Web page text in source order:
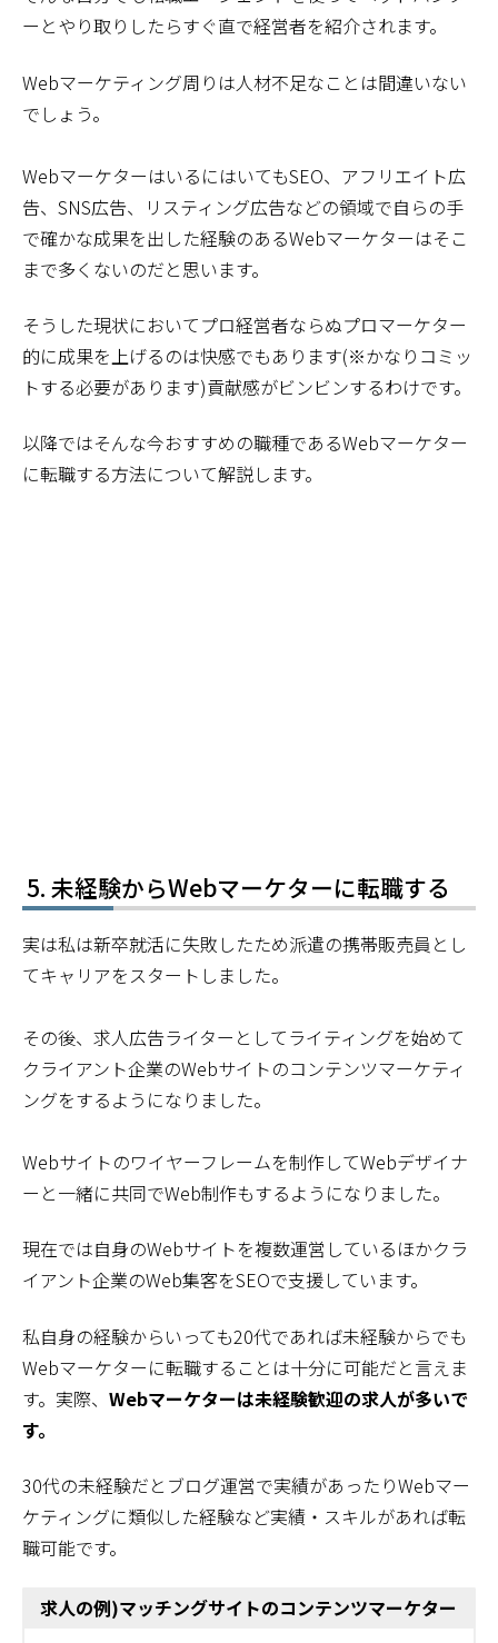
ーとやり取りしたらすぐ直で経営者を紹介されます。
Webマーケティング周りは人材不足なことは間違いない
でしょう。
WebマーケターはいるにはいてもSEO、アフリエイト広
告、SNS広告、リスティング広告などの領域で自らの手
で確かな成果を出した経験のあるWebマーケターはそこ
まで多くないのだと思います。
そうした現状においてプロ経営者ならぬプロマーケター
的に成果を上げるのは快感でもあります(※かなりコミッ
トする必要があります)貢献感がビンビンするわけです。
以降ではそんな今おすすめの職種であるWebマーケター
に転職する方法について解説します。
未経験からWebマーケターに転職する
実は私は新卒就活に失敗したため派遣の携帯販売員とし
てキャリアをスタートしました。
その後、求人広告ライターとしてライティングを始めて
クライアント企業のWebサイトのコンテンツマーケティ
ングをするようになりました。
Webサイトのワイヤーフレームを制作してWebデザイナ
ーと一緒に共同でWeb制作もするようになりました。
現在では自身のWebサイトを複数運営しているほかクラ
イアント企業のWeb集客をSEOで支援しています。
私自身の経験からいっても20代であれば未経験からでも
Webマーケターに転職することは十分に可能だと言えま
す。実際、 Webマーケターは未経験歓迎の求人が多いで
す。
30代の未経験だとブログ運営で実績があったりWebマー
ケティングに類似した経験など実績・スキルがあれば転
職可能です。
求人の例)マッチングサイトのコンテンツマーケター